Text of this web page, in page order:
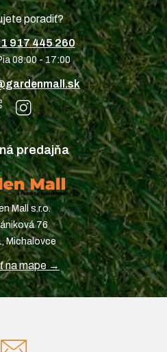
poradiť?
917 445 260
08:00 - 17:00
predajňa
Mall s.r.o.
76
Michalovce
na mape →